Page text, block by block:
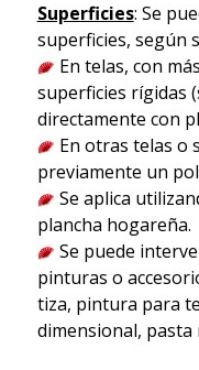
Superficies: Se
superficies, según
En telas, con
superficies rígidas
directamente con
En otras telas o
previamente un
Se aplica
plancha hogareña.
Se puede
pinturas o
tiza, pintura para
dimensional, pasta